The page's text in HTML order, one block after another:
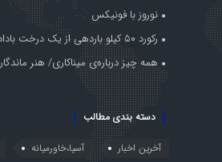
نوروز با فونیکس
رکورد ۵۰ کیلو باردهی از یک درخت بادام
همه چیز درباره‌ی میناکاری/ هنر ماندگار
دسته بندی مطالب
آخرین اخبار آسیا،خاورمیانه